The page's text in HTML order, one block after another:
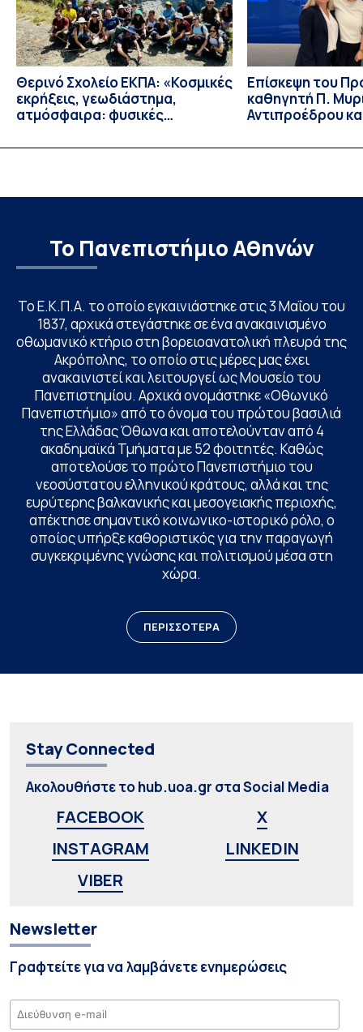
Θερινό Σχολείο ΕΚΠΑ: «Κοσμικές
εκρήξεις, γεωδιάστημα,
ατμόσφαιρα: φυσικές
βιολογικές επιδράσεις»
Eπίσκεψη του
καθηγητή Π.
Αντιπροέδρου
Νοσηλευτικής
Το Πανεπιστήμιο Αθηνών
Το Ε.Κ.Π.Α. το οποίο εγκαινιάστηκε στις 3 Μαΐου του
1837, αρχικά στεγάστηκε σε ένα ανακαινισμένο
οθωμανικό κτήριο στη βορειοανατολική πλευρά της
Ακρόπολης, το οποίο στις μέρες μας έχει
ανακαινιστεί και λειτουργεί ως Μουσείο του
Πανεπιστημίου. Αρχικά ονομάστηκε «Οθωνικό
Πανεπιστήμιο» από το όνομα του πρώτου βασιλιά
της Ελλάδας Όθωνα και αποτελούνταν από 4
ακαδημαϊκά Τμήματα με 52 φοιτητές. Καθώς
αποτελούσε το πρώτο Πανεπιστήμιο του
νεοσύστατου ελληνικού κράτους, αλλά και της
ευρύτερης βαλκανικής και μεσογειακής περιοχής,
απέκτησε σημαντικό κοινωνικο-ιστορικό ρόλο, ο
οποίος υπήρξε καθοριστικός για την παραγωγή
συγκεκριμένης γνώσης και πολιτισμού μέσα στη
χώρα.
ΠΕΡΙΣΣΟΤΕΡΑ
Stay Connected
Ακολουθήστε το hub.uoa.gr στα Social Media
FACEBOOK
X
INSTAGRAM
LINKEDIN
VIBER
Newsletter
Γραφτείτε για να λαμβάνετε ενημερώσεις